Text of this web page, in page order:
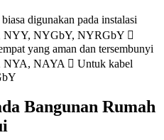
digunakan pada instalasi
NYGbY, NYRGbY 
yang aman dan tersembunyi
NYA, NAYA  Untuk kabel
Bangunan Rumah